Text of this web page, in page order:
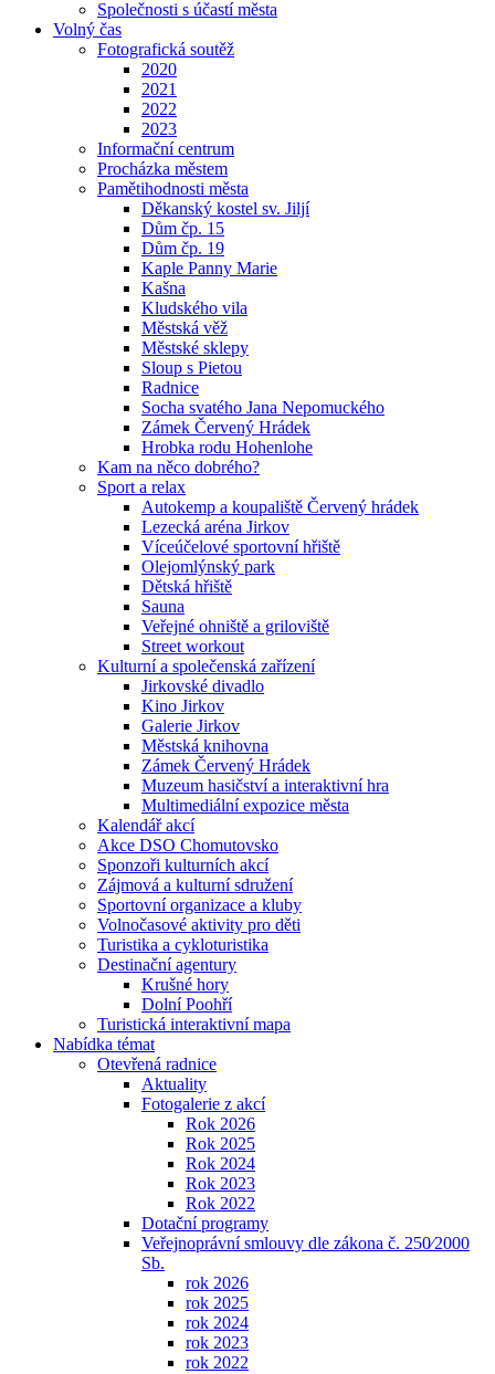
Společnosti s účastí města
Volný čas
Fotografická soutěž
2020
2021
2022
2023
Informační centrum
Procházka městem
Pamětihodnosti města
Děkanský kostel sv. Jiljí
Dům čp. 15
Dům čp. 19
Kaple Panny Marie
Kašna
Kludského vila
Městská věž
Městské sklepy
Sloup s Pietou
Radnice
Socha svatého Jana Nepomuckého
Zámek Červený Hrádek
Hrobka rodu Hohenlohe
Kam na něco dobrého?
Sport a relax
Autokemp a koupaliště Červený hrádek
Lezecká aréna Jirkov
Víceúčelové sportovní hřiště
Olejomlýnský park
Dětská hřiště
Sauna
Veřejné ohniště a griloviště
Street workout
Kulturní a společenská zařízení
Jirkovské divadlo
Kino Jirkov
Galerie Jirkov
Městská knihovna
Zámek Červený Hrádek
Muzeum hasičství a interaktivní hra
Multimediální expozice města
Kalendář akcí
Akce DSO Chomutovsko
Sponzoři kulturních akcí
Zájmová a kulturní sdružení
Sportovní organizace a kluby
Volnočasové aktivity pro děti
Turistika a cykloturistika
Destinační agentury
Krušné hory
Dolní Poohří
Turistická interaktivní mapa
Nabídka témat
Otevřená radnice
Aktuality
Fotogalerie z akcí
Rok 2026
Rok 2025
Rok 2024
Rok 2023
Rok 2022
Dotační programy
Veřejnoprávní smlouvy dle zákona č. 250⁄2000
Sb.
rok 2026
rok 2025
rok 2024
rok 2023
rok 2022